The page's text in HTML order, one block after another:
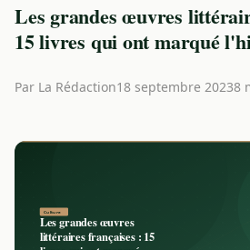
Les grandes œuvres
15 livres qui ont marqué
Par La Rédaction18 septembre 20238